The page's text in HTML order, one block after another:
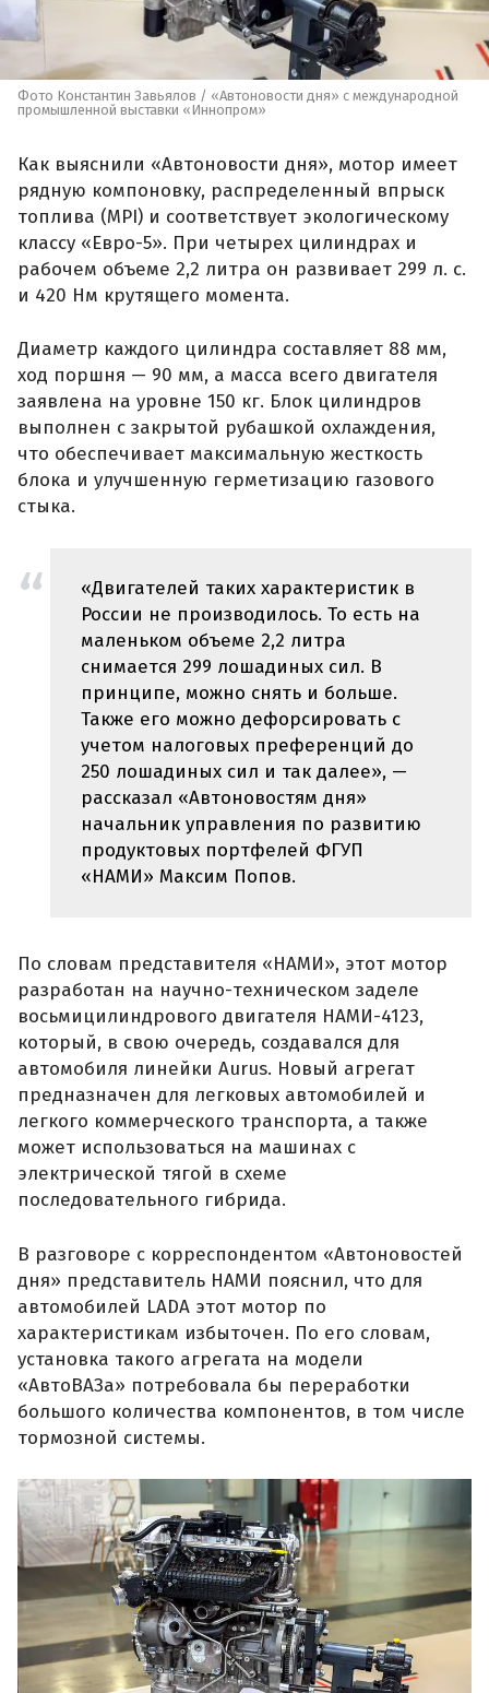
Фото Константин Завьялов / «Автоновости дня» с международной
промышленной выставки «Иннопром»
Как выяснили «Автоновости дня», мотор имеет
рядную компоновку, распределенный впрыск
топлива (MPI) и соответствует экологическому
классу «Евро-5». При четырех цилиндрах и
рабочем объеме 2,2 литра он развивает 299 л. с.
и 420 Нм крутящего момента.
Диаметр каждого цилиндра составляет 88 мм,
ход поршня — 90 мм, а масса всего двигателя
заявлена на уровне 150 кг. Блок цилиндров
выполнен с закрытой рубашкой охлаждения,
что обеспечивает максимальную жесткость
блока и улучшенную герметизацию газового
стыка.
«Двигателей таких характеристик в
России не производилось. То есть на
маленьком объеме 2,2 литра
снимается 299 лошадиных сил. В
принципе, можно снять и больше.
Также его можно дефорсировать с
учетом налоговых преференций до
250 лошадиных сил и так далее», —
рассказал «Автоновостям дня»
начальник управления по развитию
продуктовых портфелей ФГУП
«НАМИ» Максим Попов.
По словам представителя «НАМИ», этот мотор
разработан на научно-техническом заделе
восьмицилиндрового двигателя НАМИ-4123,
который, в свою очередь, создавался для
автомобиля линейки Aurus. Новый агрегат
предназначен для легковых автомобилей и
легкого коммерческого транспорта, а также
может использоваться на машинах с
электрической тягой в схеме
последовательного гибрида.
В разговоре с корреспондентом «Автоновостей
дня» представитель НАМИ пояснил, что для
автомобилей LADA этот мотор по
характеристикам избыточен. По его словам,
установка такого агрегата на модели
«АвтоВАЗа» потребовала бы переработки
большого количества компонентов, в том числе
тормозной системы.